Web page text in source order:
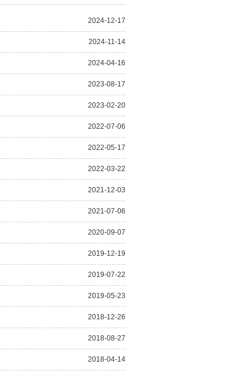
2024-12-17
2024-11-14
2024-04-16
2023-08-17
2023-02-20
2022-07-06
2022-05-17
2022-03-22
2021-12-03
2021-07-06
2020-09-07
2019-12-19
2019-07-22
2019-05-23
2018-12-26
2018-08-27
2018-04-14